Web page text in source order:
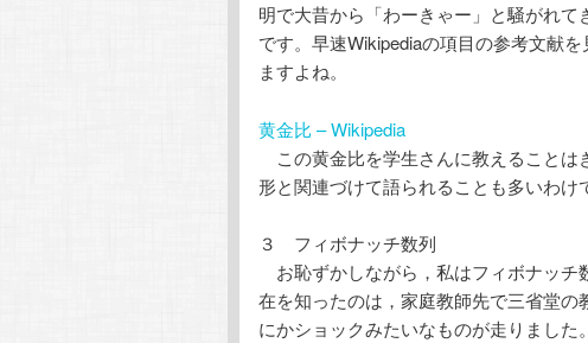
明で大昔から「わーきゃー」と騒がれ
です。早速Wikipediaの項目の参考文献
ますよね。
黄金比 – Wikipedia
この黄金比を学生さんに教えることは
形と関連づけて語られることも多いわけ
３ フィボナッチ数列
お恥ずかしながら，私はフィボナッチ
在を知ったのは，家庭教師先で三省堂の
にかショックみたいなものが走りました。